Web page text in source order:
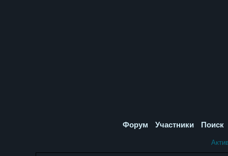
Форум Участники Поиск